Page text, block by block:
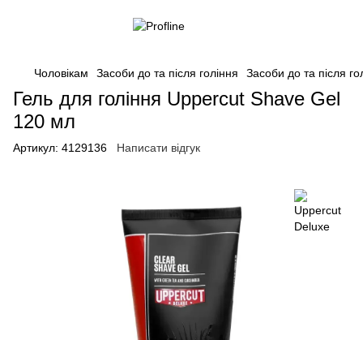
Чоловікам Засоби до та після гоління Засоби до та після
Гель для гоління Uppercut Shave Gel
120 мл
Артикул: 4129136 Написати відгук